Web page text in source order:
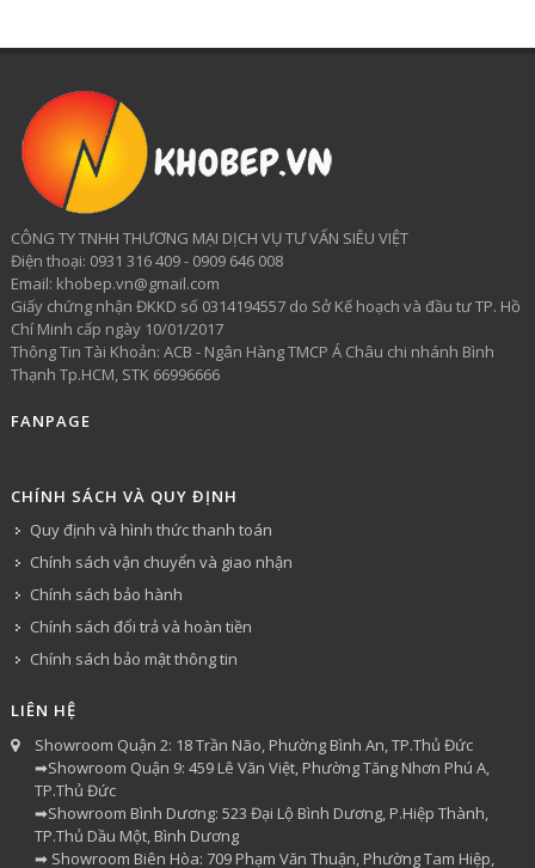
CÔNG TY TNHH THƯƠNG MẠI DỊCH VỤ TƯ VẤN SIÊU VIỆT
​Điện thoại: 0931 316 409 - 0909 646 008
Email: khobep.vn@gmail.com
Giấy chứng nhận ĐKKD số 0314194557 do Sở Kế hoạch và đầu tư TP. Hồ
Chí Minh cấp ngày 10/01/2017
Thông Tin Tài Khoản: ACB - Ngân Hàng TMCP Á Châu chi nhánh Bình
Thạnh Tp.HCM, STK 66996666
FANPAGE
CHÍNH SÁCH VÀ QUY ĐỊNH
Quy định và hình thức thanh toán
Chính sách vận chuyển và giao nhận
Chính sách bảo hành
Chính sách đổi trả và hoàn tiền
Chính sách bảo mật thông tin
LIÊN HỆ
Showroom Quận 2: 18 Trần Não, Phường Bình An, TP.Thủ Đức
➡Showroom Quận 9: 459 Lê Văn Việt, Phường Tăng Nhơn Phú A,
TP.Thủ Đức
➡Showroom Bình Dương: 523 Đại Lộ Bình Dương, P.Hiệp Thành,
TP.Thủ Dầu Một, Bình Dương
➡ Showroom Biên Hòa: 709 Phạm Văn Thuận, Phường Tam Hiệp,